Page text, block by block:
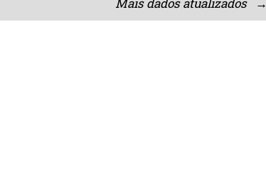
Mais dados atualizados →